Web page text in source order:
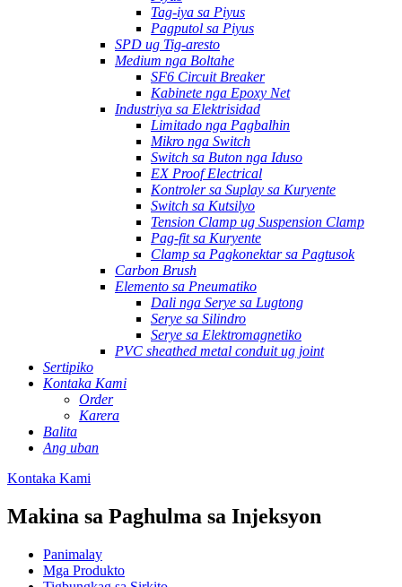
Tag-iya sa Piyus
Pagputol sa Piyus
SPD ug Tig-aresto
Medium nga Boltahe
SF6 Circuit Breaker
Kabinete nga Epoxy Net
Industriya sa Elektrisidad
Limitado nga Pagbalhin
Mikro nga Switch
Switch sa Buton nga Iduso
EX Proof Electrical
Kontroler sa Suplay sa Kuryente
Switch sa Kutsilyo
Tension Clamp ug Suspension Clamp
Pag-fit sa Kuryente
Clamp sa Pagkonektar sa Pagtusok
Carbon Brush
Elemento sa Pneumatiko
Dali nga Serye sa Lugtong
Serye sa Silindro
Serye sa Elektromagnetiko
PVC sheathed metal conduit ug joint
Sertipiko
Kontaka Kami
Order
Karera
Balita
Ang uban
Kontaka Kami
Makina sa Paghulma sa Injeksyon
Panimalay
Mga Produkto